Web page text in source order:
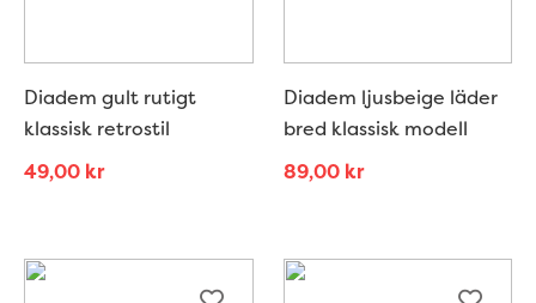
Diadem gult rutigt
klassisk retrostil
49,00 kr
Diadem ljusbeige läder
bred klassisk modell
89,00 kr